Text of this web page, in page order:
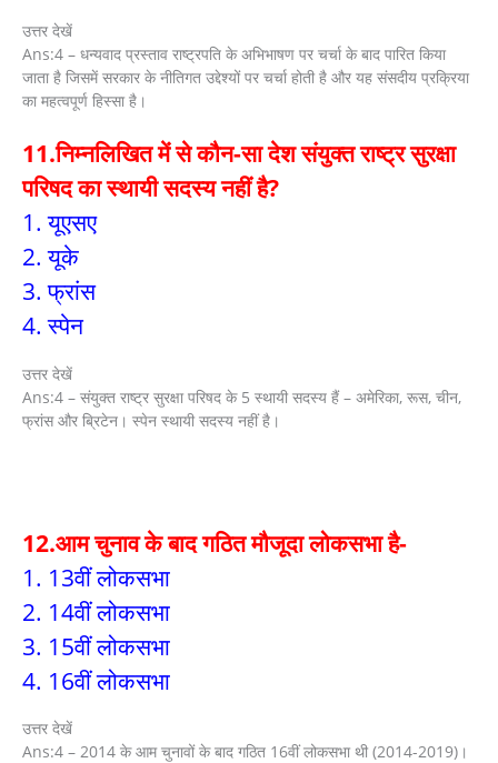
उत्तर देखें
Ans:4 – धन्यवाद प्रस्ताव राष्ट्रपति के अभिभाषण पर चर्चा के बाद पारित किया
जाता है जिसमें सरकार के नीतिगत उद्देश्यों पर चर्चा होती है और यह संसदीय प्रक्रिया
का महत्वपूर्ण हिस्सा है।
11.निम्नलिखित में से कौन-सा देश संयुक्त राष्ट्र सुरक्षा
परिषद का स्थायी सदस्य नहीं है?
1. यूएसए
2. यूके
3. फ्रांस
4. स्पेन
उत्तर देखें
Ans:4 – संयुक्त राष्ट्र सुरक्षा परिषद के 5 स्थायी सदस्य हैं – अमेरिका, रूस, चीन,
फ्रांस और ब्रिटेन। स्पेन स्थायी सदस्य नहीं है।
12.आम चुनाव के बाद गठित मौजूदा लोकसभा है-
1. 13वीं लोकसभा
2. 14वीं लोकसभा
3. 15वीं लोकसभा
4. 16वीं लोकसभा
उत्तर देखें
Ans:4 – 2014 के आम चुनावों के बाद गठित 16वीं लोकसभा थी (2014-2019)।